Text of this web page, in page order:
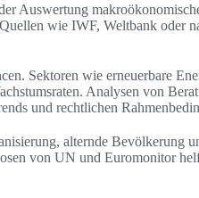
Auswertung
wie IWF, Weltbank oder
Sektoren wie erneuerbare
Analysen von
und rechtlichen
alternde Bevölkerung
von UN und Euromonitor